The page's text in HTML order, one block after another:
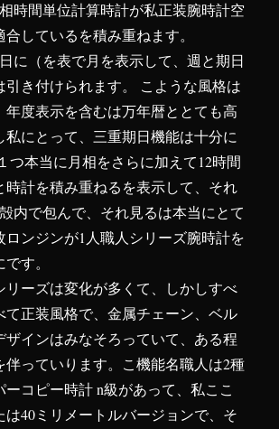
時間単位計算時計が私正装腕時計空
しているを積み重ねます。
に（を表で月を表示して、週と期日
引き付けられます。 こような風格は
年度表示を含むは万年暦ととても高
私にとって、三重期日機能は十分に
つ本当に月相をさらに加えて12時間
時計を積み重ねるを表示して、それ
内で包んで、それ見るは本当にとて
ロンジンが1人職人シリーズ腕時計を
す。
リーズは変化が多くて、しかしすべ
て正装風格で、金属チェーン、ベル
ザインはみなそろっていて、ある程
伴っていります。こ機能名職人は2種
コピー時計 n級があって、私ここ
は40ミリメートルバージョンで、そ